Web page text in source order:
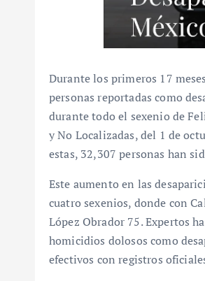
Durante los primeros 17
personas reportadas como
durante todo el sexenio de
y No Localizadas, del 1 de
estas, 32,307 personas han
Este aumento en las
cuatro sexenios, donde con
López Obrador 75. Expertos
homicidios dolosos como
efectivos con registros